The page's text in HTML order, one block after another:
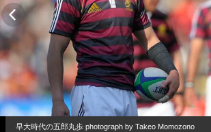
早大時代の五郎丸歩 photograph by Takeo Momozono